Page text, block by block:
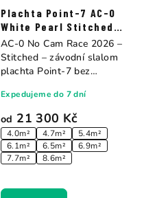
Plachta Point-7 AC-0
White Pearl Stitched
Construction
od 21 300 Kč
4.0m² 4.7m²
5.4m²
6.1m²
6.5m²
6.9m²
7.7m²
8.6m²
Expedujeme do 7 dní
AC-0 No Cam Race 2026 –
Stitched – závodní slalom
plachta Point-7 bez